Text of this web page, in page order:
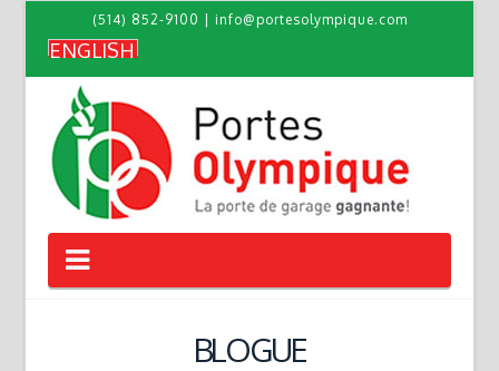
(514) 852-9100 info@portesolympique.com
ENGLISH
Navigation
BLOGUE